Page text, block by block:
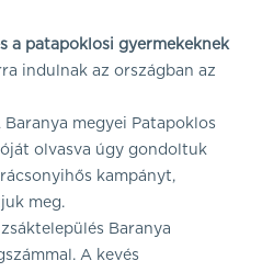
a patapoklosi gyermekeknek
indulnak az országban az
megyei Patapoklos
olvasva úgy gondoltuk
kampányt,
meg.
Baranya
A kevés